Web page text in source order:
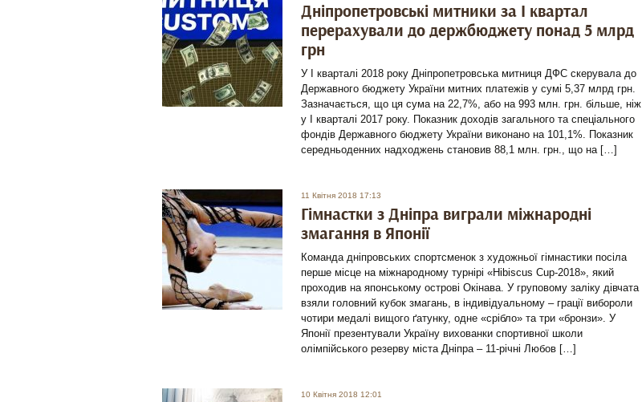
Дніпропетровські митники за I квартал
перерахували до держбюджету понад 5 млрд
грн
У І кварталі 2018 року Дніпропетровська митниця ДФС скерувала до
Державного бюджету України митних платежів у сумі 5,37 млрд грн.
Зазначається, що ця сума на 22,7%, або на 993 млн. грн. більше, ніж
у І кварталі 2017 року. Показник доходів загального та спеціального
фондів Державного бюджету України виконано на 101,1%. Показник
середньоденних надходжень становив 88,1 млн. грн., що на […]
11 Квітня 2018 17:13
Гімнастки з Дніпра виграли міжнародні
змагання в Японії
Команда дніпровських спортсменок з художньої гімнастики посіла
перше місце на міжнародному турнірі «Hibiscus Cup-2018», який
проходив на японському острові Окінава. У груповому заліку дівчата
взяли головний кубок змагань, в індивідуальному – грації вибороли
чотири медалі вищого ґатунку, одне «срібло» та три «бронзи». У
Японії презентували Україну вихованки спортивної школи
олімпійського резерву міста Дніпра – 11-річні Любов […]
10 Квітня 2018 12:01